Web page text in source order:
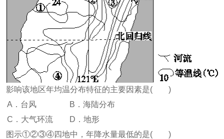
影响该地区年均温分布特征的主要因素是( )
A．台风
B．海陆分布
C．大气环流
D．地形
图示①②③④四地中，年降水量最低的是( )